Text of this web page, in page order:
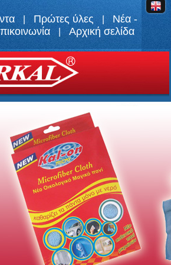
Πρώτες ύλες
Νέα -
Αρχική σελίδα